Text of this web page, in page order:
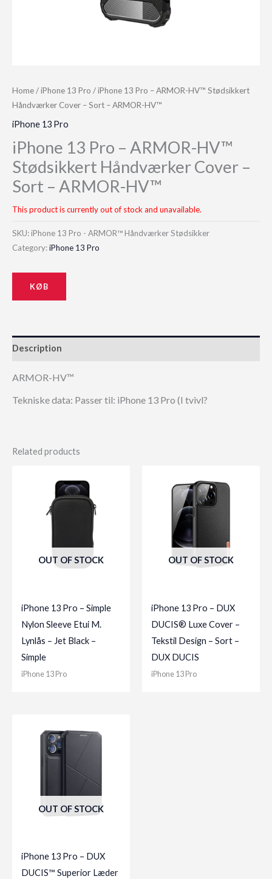
Home/iPhone 13 Pro / iPhone 13 Pro – ARMOR-HV™ Stødsikkert
Håndværker Cover – Sort – ARMOR-HV™
iPhone 13 Pro
iPhone 13 Pro – ARMOR-HV™
Stødsikkert Håndværker Cover –
Sort – ARMOR-HV™
This product is currently out of stock and unavailable.
SKU: iPhone 13 Pro - ARMOR™ Håndværker Stødsikker
Category:iPhone 13 Pro
KØB
Description
ARMOR-HV™
Tekniske data: Passer til: iPhone 13 Pro (I tvivl?
Related products
OUT OF STOCK
iPhone 13 Pro – Simple
Nylon Sleeve Etui M.
Lynlås – Jet Black –
Simple
iPhone 13 Pro
OUT OF STOCK
iPhone 13 Pro – DUX
DUCIS® Luxe Cover –
Tekstil Design – Sort –
DUX DUCIS
iPhone 13 Pro
OUT OF STOCK
iPhone 13 Pro – DUX
DUCIS™ Superior Læder